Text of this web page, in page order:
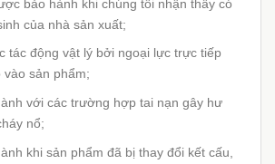
bảo hành khi chúng tôi nhận thấy có
của nhà sản xuất;
tác động vật lý bởi ngoại lực trực tiếp
vào sản phẩm;
với các trường hợp tai nạn gây hư
nổ;
khi sản phẩm đã bị thay đổi kết cấu,